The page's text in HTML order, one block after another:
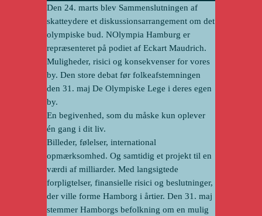
Den 24. marts blev Sammenslutningen af
skatteydere et diskussionsarrangement om det
olympiske bud. NOlympia Hamburg er
repræsenteret på podiet af Eckart Maudrich.
Muligheder, risici og konsekvenser for vores
by. Den store debat før folkeafstemningen
den 31. maj De Olympiske Lege i deres egen
by.
En begivenhed, som du måske kun oplever
én gang i dit liv.
Billeder, følelser, international
opmærksomhed. Og samtidig et projekt til en
værdi af milliarder. Med langsigtede
forpligtelser, finansielle risici og beslutninger,
der ville forme Hamborg i årtier. Den 31. maj
stemmer Hamborgs befolkning om en mulig